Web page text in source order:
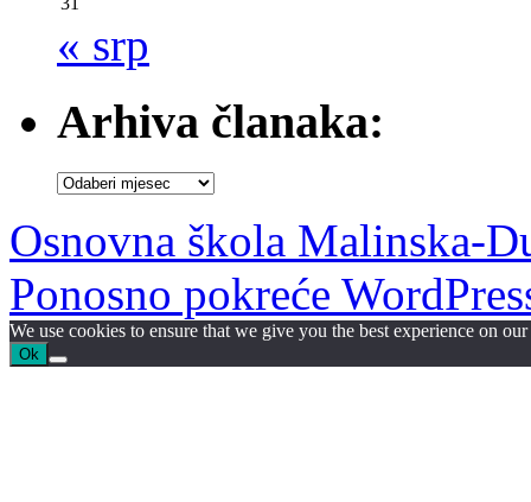
« srp
Arhiva članaka:
Arhiva
Osnovna škola Malinska-
Ponosno pokreće
We use cookies to ensure that we give you the best experience on
Ok